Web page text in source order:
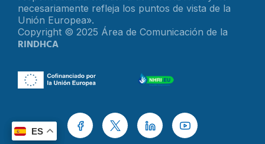
necesariamente refleja los puntos de vista de la
Unión Europea».
Copyright © 2025 Área de Comunicación de la
RINDHCA
ES
ES